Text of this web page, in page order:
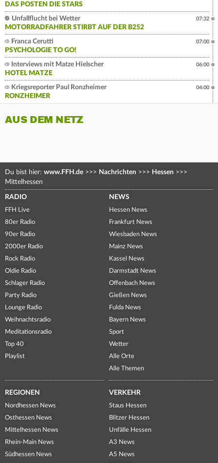
DAS POSTEN DIE STARS
Unfallflucht bei Wetter
MOTORRADFAHRER STIRBT AUF DER B252
07:32
Franca Cerutti
PSYCHOLOGIE TO GO!
07:00
Interviews mit Matze Hielscher
HOTEL MATZE
06:00
Kriegsreporter Paul Ronzheimer
RONZHEIMER
04:00
AUS DEM NETZ
Du bist hier: www.FFH.de >>> Nachrichten >>> Hessen >>>
Mittelhessen
RADIO
FFH Live
80er Radio
90er Radio
2000er Radio
Rock Radio
Oldie Radio
Schlager Radio
Party Radio
Lounge Radio
Weihnachtsradio
Meditationsradio
Top 40
Playlist
NEWS
Hessen News
Frankfurt News
Wiesbaden News
Mainz News
Kassel News
Darmstadt News
Offenbach News
Gießen News
Fulda News
Bayern News
Sport
Wetter
Alle Orte
Alle Themen
REGIONEN
Nordhessen News
Osthessen News
Mittelhessen News
Rhein-Main News
Südhessen News
VERKEHR
Staus Hessen
Blitzer Hessen
Unfälle Hessen
A3 News
A5 News